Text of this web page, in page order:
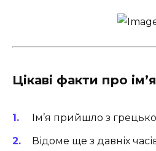
Цікаві факти про
Ім’я прийшло з
Відоме ще з давніх